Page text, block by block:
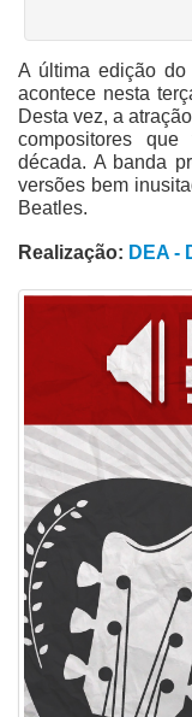
A última edição do
acontece nesta
Desta vez, a
compositores
década. A banda
versões bem
Beatles.
Realização: DEA -